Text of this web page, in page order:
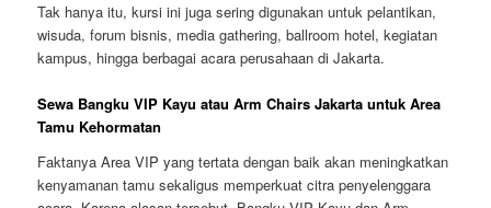
Tak hanya itu, kursi ini juga sering digunakan untuk pelantikan,
wisuda, forum bisnis, media gathering, ballroom hotel, kegiatan
kampus, hingga berbagai acara perusahaan di Jakarta.
Sewa Bangku VIP Kayu atau Arm Chairs Jakarta untuk Area
Tamu Kehormatan
Faktanya Area VIP yang tertata dengan baik akan meningkatkan
kenyamanan tamu sekaligus memperkuat citra penyelenggara